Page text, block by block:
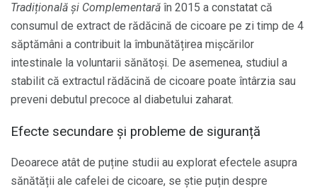
Tradițională și Complementară în 2015 a constatat că
consumul de extract de rădăcină de cicoare pe zi timp de 4
săptămâni a contribuit la îmbunătățirea mișcărilor
intestinale la voluntarii sănătoși. De asemenea, studiul a
stabilit că extractul rădăcină de cicoare poate întârzia sau
preveni debutul precoce al diabetului zaharat.
Efecte secundare și probleme de siguranță
Deoarece atât de puține studii au explorat efectele asupra
sănătății ale cafelei de cicoare, se știe puțin despre